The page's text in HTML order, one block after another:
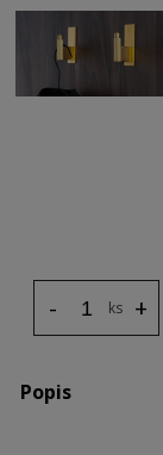
ks +
-
Popis